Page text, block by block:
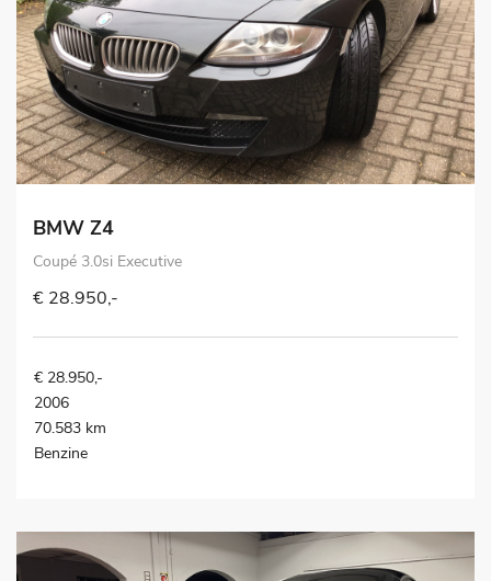
BMW Z4
Coupé 3.0si Executive
€ 28.950,-
€ 28.950,-
2006
70.583 km
Benzine